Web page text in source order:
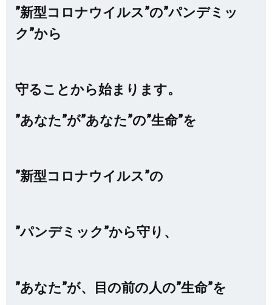
”新型コロナウイルス”の”パンデミッ
ク”から
守ることから始まります。
”あなた”が”あなた”の”生命”を
”新型コロナウイルス”の
”パンデミック”から守り、
”あなた”が、目の前の人の”生命”を